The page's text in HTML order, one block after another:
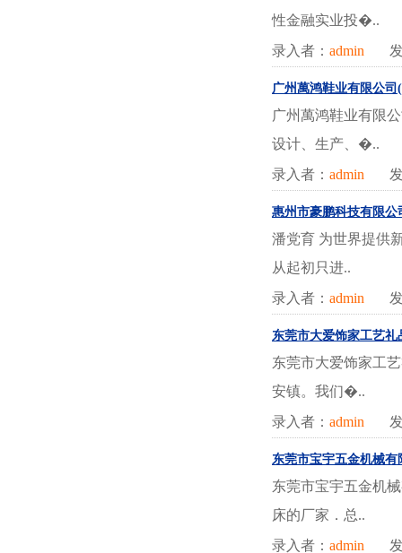
性金融实业投�..
录入者： admin 发
广州萬鸿鞋业有限公司
广州萬鸿鞋业有限
设计、生产、�..
录入者： admin 发
惠州市豪鹏科技有限公
潘党育 为世界提供
从起初只进..
录入者： admin 发
东莞市大爱饰家工艺
东莞市大爱饰家工
安镇。我们�..
录入者： admin 发
东莞市宝宇五金机械
东莞市宝宇五金机
床的厂家．总..
录入者： admin 发